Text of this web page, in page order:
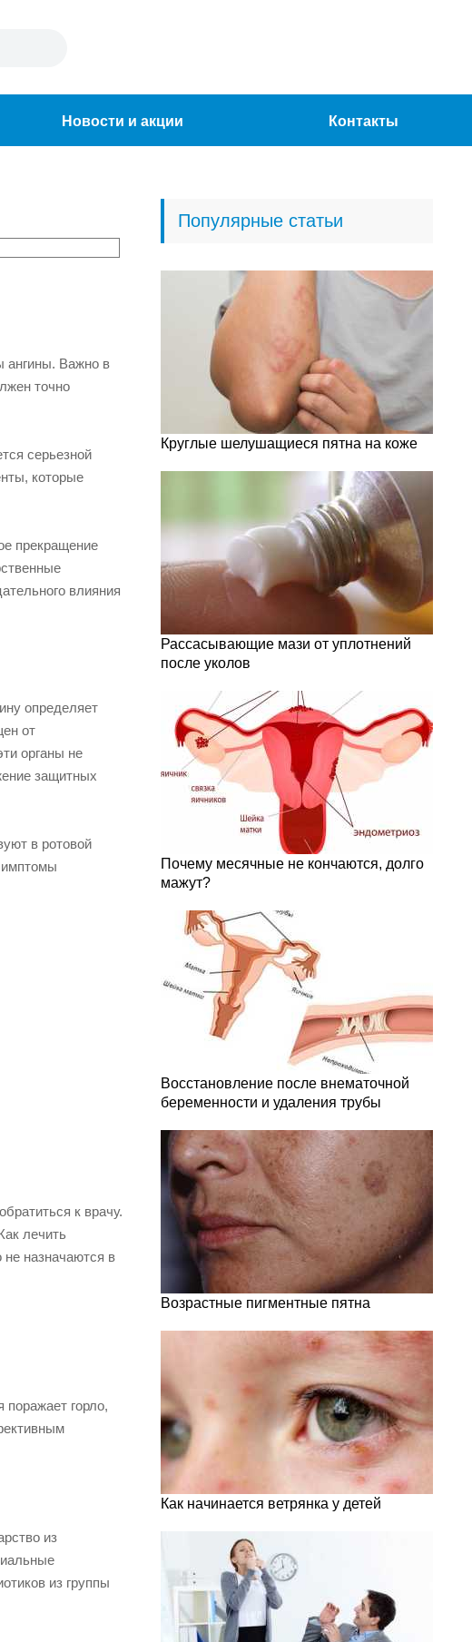
Новости и акции Контакты
ангины. Важно в
точно
серьезной
которые
прекращение
влияния
определяет
от
органы не
защитных
в ротовой
к врачу.
лечить
назначаются в
горло,
из
из группы
Популярные статьи
Круглые шелушащиеся пятна на коже
Рассасывающие мази от уплотнений
после уколов
Почему месячные не кончаются, долго
мажут?
Восстановление после внематочной
беременности и удаления трубы
Возрастные пигментные пятна
Как начинается ветрянка у детей